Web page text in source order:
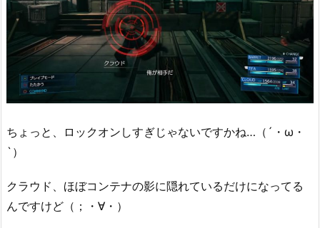
ちょっと、ロックオンしすぎじゃないですかね…（´・ω・
`）
クラウド、ほぼコンテナの影に隠れているだけになってる
んですけど（；・∀・）